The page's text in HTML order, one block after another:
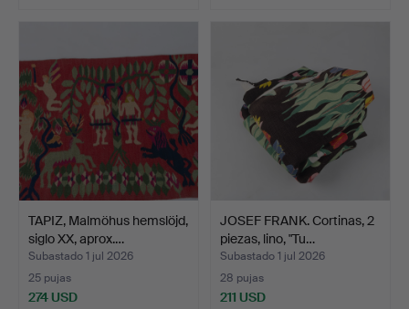
TAPIZ, Malmöhus hemslöjd,
siglo XX, aprox.…
Subastado 1 jul 2026
25 pujas
274 USD
JOSEF FRANK. Cortinas, 2
piezas, lino, "Tu…
Subastado 1 jul 2026
28 pujas
211 USD